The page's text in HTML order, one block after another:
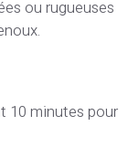
ou rugueuses
10 minutes pour